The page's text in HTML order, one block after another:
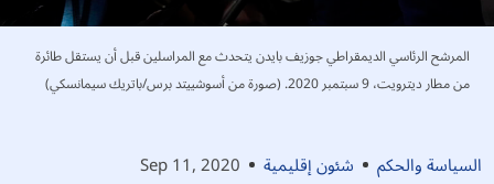
السياسة والحكم شئون إقليمية Sep 11, 2020
المرشح الرئاسي الديمقراطي جوزيف بايدن يتحدث مع المراسلين قبل أن يستقل طائرة
من مطار ديترويت، 9 سبتمبر 2020. (صورة من أسوشييتد برس/باتريك سيمانسكي)